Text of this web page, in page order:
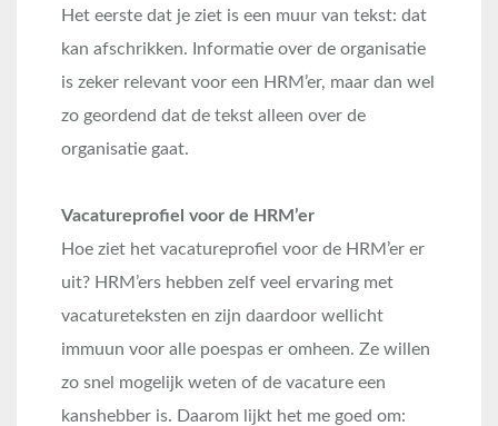
Het eerste dat je ziet is een muur van tekst: dat
kan afschrikken. Informatie over de organisatie
is zeker relevant voor een HRM’er, maar dan wel
zo geordend dat de tekst alleen over de
organisatie gaat.
Vacatureprofiel voor de HRM’er
Hoe ziet het vacatureprofiel voor de HRM’er er
uit? HRM’ers hebben zelf veel ervaring met
vacatureteksten en zijn daardoor wellicht
immuun voor alle poespas er omheen. Ze willen
zo snel mogelijk weten of de vacature een
kanshebber is. Daarom lijkt het me goed om: